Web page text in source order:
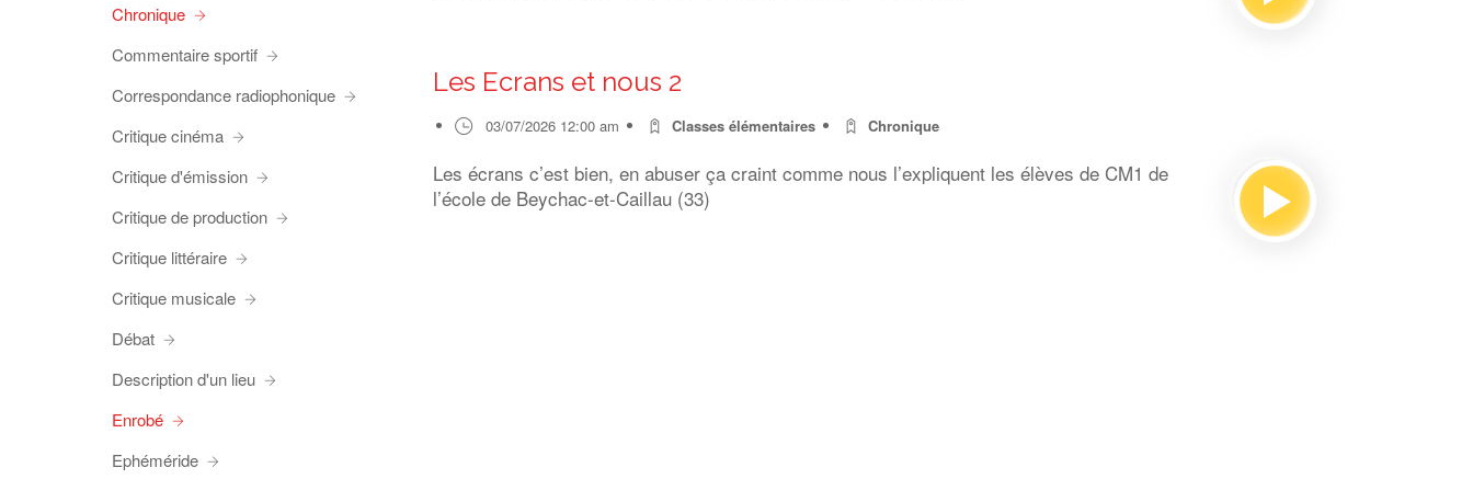
Les Ecrans et nous 2
03/07/2026 12:00 am Classes élémentaires Chronique
Les écrans c’est bien, en abuser ça craint comme nous l’expliquent les élèves de CM1 de
l’école de Beychac-et-Caillau (33)
Chronique
Commentaire sportif
Correspondance radiophonique
Critique cinéma
Critique d'émission
Critique de production
Critique littéraire
Critique musicale
Débat
Description d'un lieu
Enrobé
Ephéméride